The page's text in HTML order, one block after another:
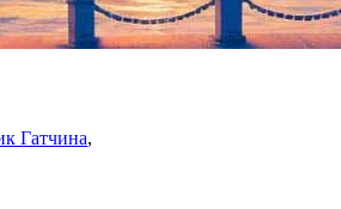
-19 сентября 2014, пятница
Гатчина,